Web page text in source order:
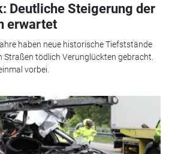
Deutliche Steigerung der
erwartet
haben neue historische Tiefststände
Straßen tödlich Verunglückten gebracht.
vorbei.